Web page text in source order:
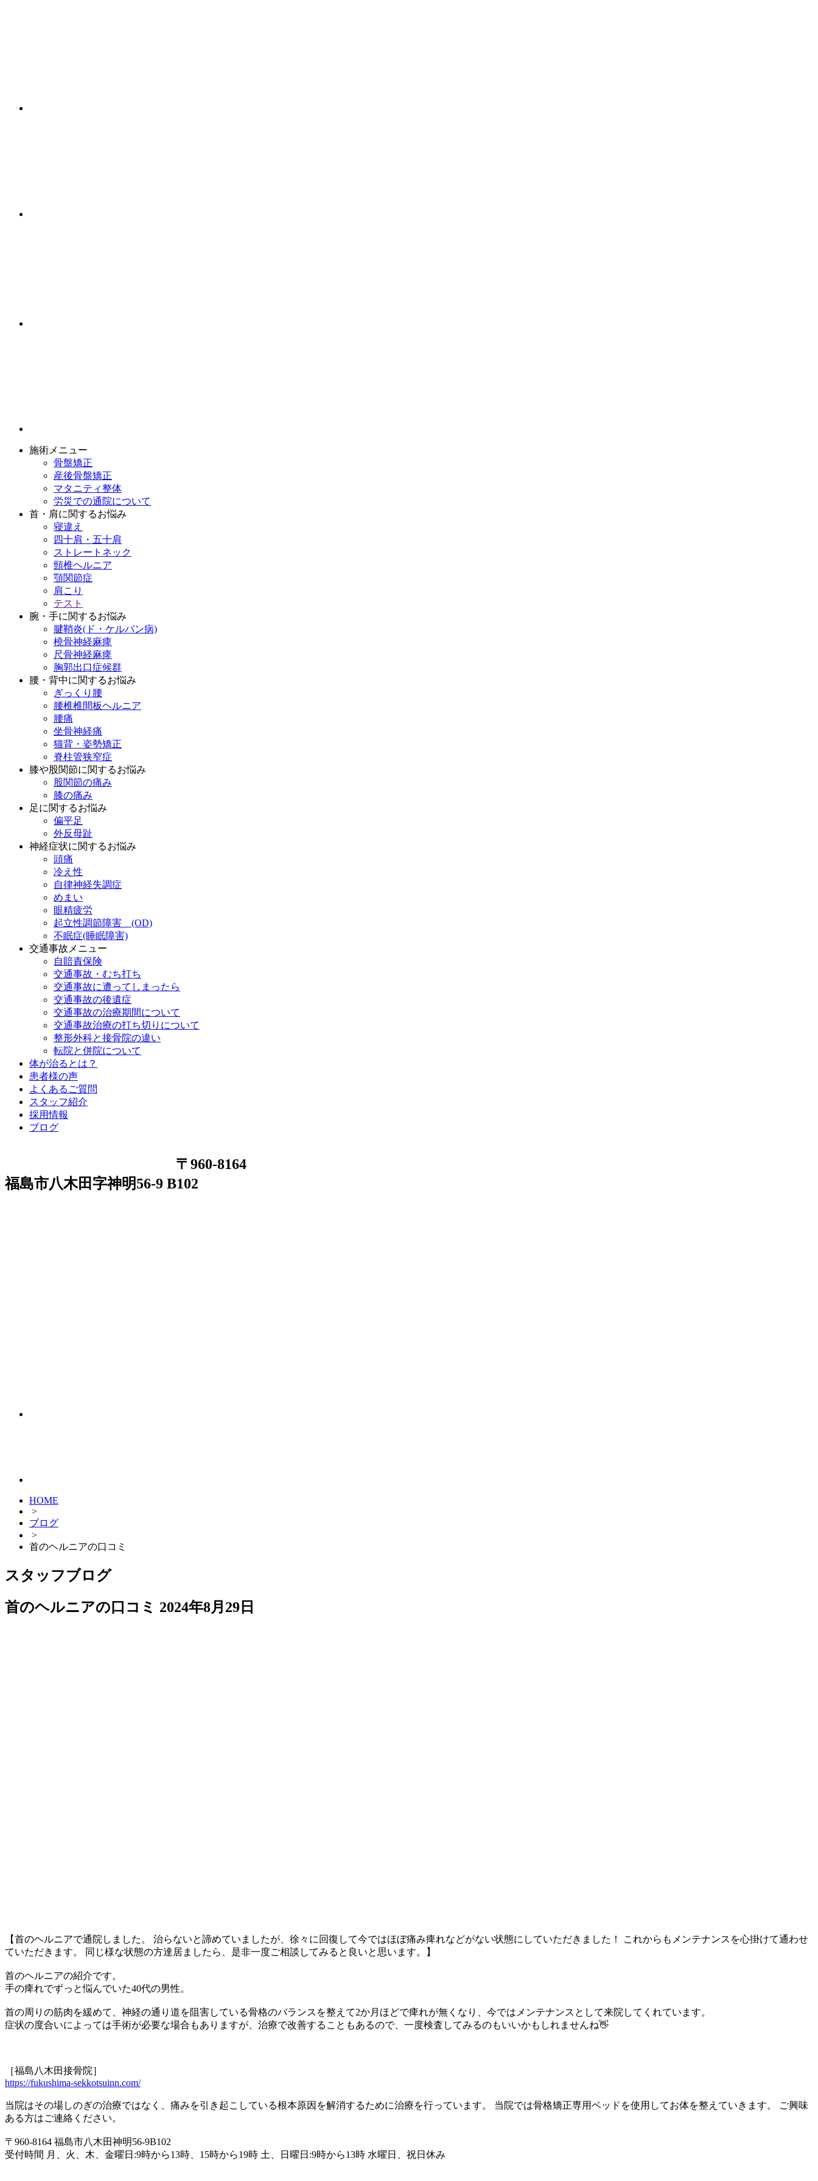
施術メニュー
骨盤矯正
産後骨盤矯正
マタニティ整体
労災での通院について
首・肩に関するお悩み
寝違え
四十肩・五十肩
ストレートネック
頸椎ヘルニア
顎関節症
肩こり
テスト
腕・手に関するお悩み
腱鞘炎(ド・ケルバン病)
橈骨神経麻痺
尺骨神経麻痺
胸郭出口症候群
腰・背中に関するお悩み
ぎっくり腰
腰椎椎間板ヘルニア
腰痛
坐骨神経痛
猫背・姿勢矯正
脊柱管狭窄症
膝や股関節に関するお悩み
股関節の痛み
膝の痛み
足に関するお悩み
偏平足
外反母趾
神経症状に関するお悩み
頭痛
冷え性
自律神経失調症
めまい
眼精疲労
起立性調節障害 (OD)
不眠症(睡眠障害)
交通事故メニュー
自賠責保険
交通事故・むち打ち
交通事故に遭ってしまったら
交通事故の後遺症
交通事故の治療期間について
交通事故治療の打ち切りについて
整形外科と接骨院の違い
転院と併院について
体が治るとは？
患者様の声
よくあるご質問
スタッフ紹介
採用情報
ブログ
〒960-8164
福島市八木田字神明56-9 B102
HOME
>
ブログ
>
首のヘルニアの口コミ
スタッフブログ
首のヘルニアの口コミ 2024年8月29日
【首のヘルニアで通院しました。 治らないと諦めていましたが、徐々に回復して今ではほぼ痛み痺れなどがない状態にしていただきました！ これからもメンテナンスを心掛けて通わせ
ていただきます。 同じ様な状態の方達居ましたら、是非一度ご相談してみると良いと思います。】
首のヘルニアの紹介です。
手の痺れでずっと悩んでいた40代の男性。
首の周りの筋肉を緩めて、神経の通り道を阻害している骨格のバランスを整えて2か月ほどで痺れが無くなり、今ではメンテナンスとして来院してくれています。
症状の度合いによっては手術が必要な場合もありますが、治療で改善することもあるので、一度検査してみるのもいいかもしれませんね👋
［福島八木田接骨院］
https://fukushima-sekkotsuinn.com/
当院はその場しのぎの治療ではなく、痛みを引き起こしている根本原因を解消するために治療を行っています。 当院では骨格矯正専用ベッドを使用してお体を整えていきます。 ご興味
ある方はご連絡ください。
〒960-8164 福島市八木田神明56-9B102
受付時間 月、火、木、金曜日:9時から13時、15時から19時 土、日曜日:9時から13時 水曜日、祝日休み